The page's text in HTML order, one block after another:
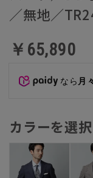
／無地／
￥65,890
なら 月
カラーを選択